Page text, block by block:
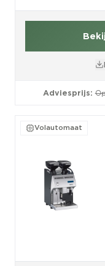
Adviesprijs:
Volautomaat